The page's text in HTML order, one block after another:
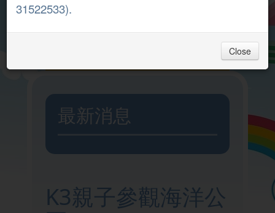
31522533).
Close
Home
Teaching and
最新消息
K3親子參觀海洋公